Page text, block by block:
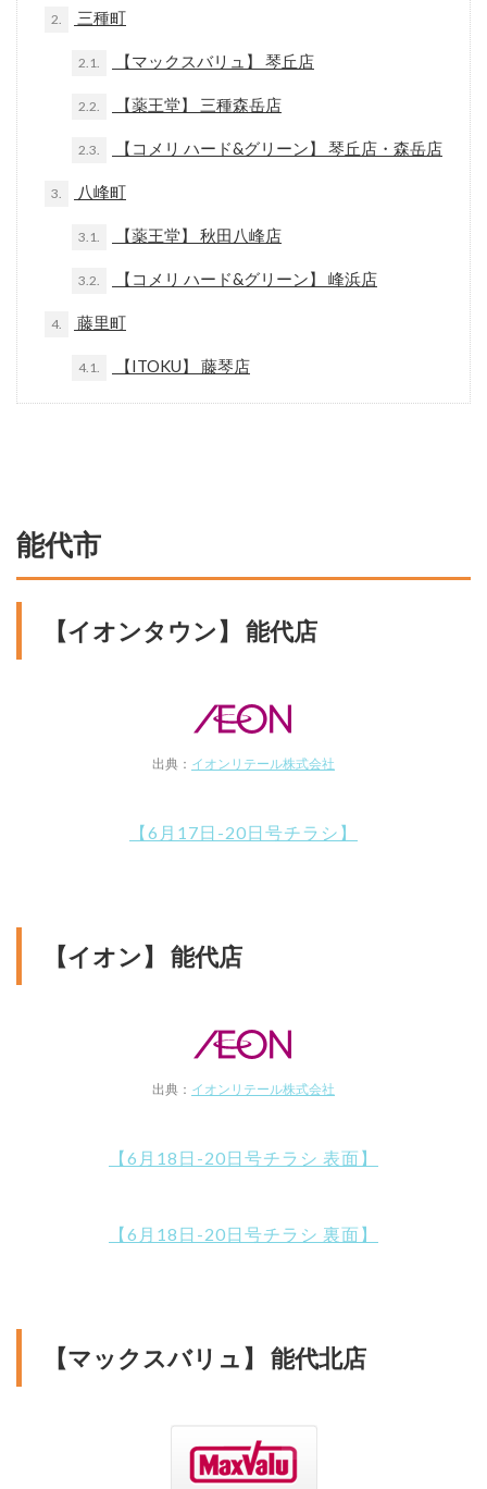
2. 三種町
2.1. 【マックスバリュ】 琴丘店
2.2. 【薬王堂】 三種森岳店
2.3. 【コメリ ハード&グリーン】 琴丘店・森岳店
3. 八峰町
3.1. 【薬王堂】 秋田八峰店
3.2. 【コメリ ハード&グリーン】 峰浜店
4. 藤里町
4.1. 【ITOKU】 藤琴店
能代市
【イオンタウン】 能代店
出典： イオンリテール株式会社
【6月17日-20日号チラシ】
【イオン】 能代店
出典： イオンリテール株式会社
【6月18日-20日号チラシ 表面】
【6月18日-20日号チラシ 裏面】
【マックスバリュ】 能代北店